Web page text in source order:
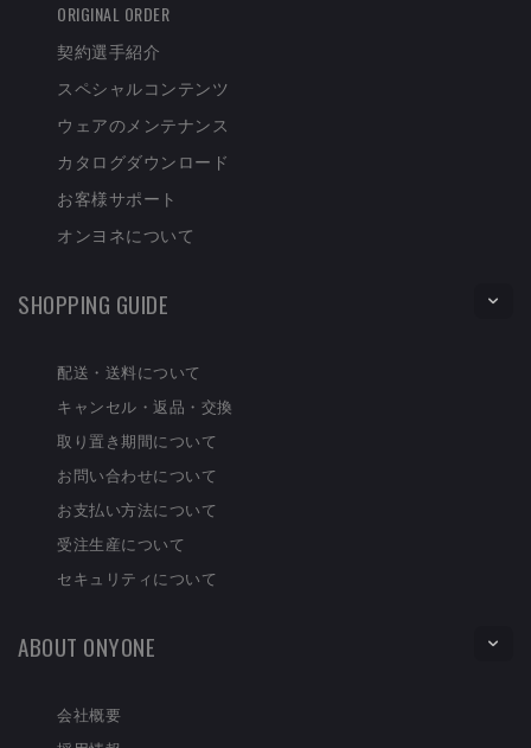
ORIGINAL ORDER
契約選手紹介
スペシャルコンテンツ
ウェアのメンテナンス
カタログダウンロード
お客様サポート
オンヨネについて
SHOPPING GUIDE
配送・送料について
キャンセル・返品・交換
取り置き期間について
お問い合わせについて
お支払い方法について
受注生産について
セキュリティについて
ABOUT ONYONE
会社概要